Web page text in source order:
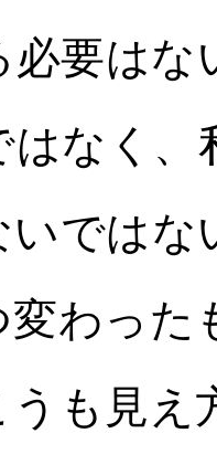
必要は
はなく
いではな
変わった
も見え